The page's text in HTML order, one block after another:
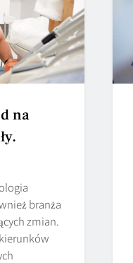
na
branża
zmian.